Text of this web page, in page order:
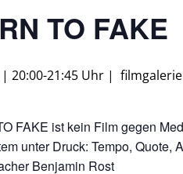
TO FAKE
| 20:00-21:45 Uhr |
FAKE ist kein Film gegen
unter Druck: Tempo, Quote,
Benjamin Rost